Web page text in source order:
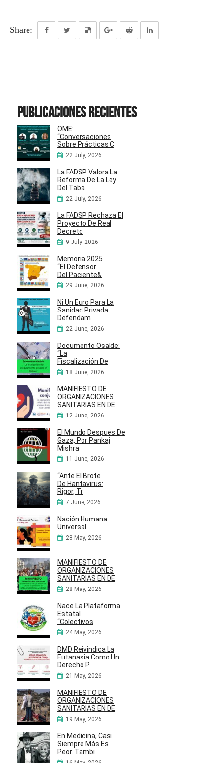
Share:
Publicaciones recientes
OME:
“Conversaciones
Sobre Prácticas C
22 July, 2026
La FADSP Valora La
Reforma De La Ley
Del Taba
22 July, 2026
La FADSP Rechaza El
Proyecto De Real
Decreto
9 July, 2026
Memoria 2025
“El Defensor
Del Paciente&
29 June, 2026
Ni Un Euro Para La
Sanidad Privada:
Defendam
22 June, 2026
Documento Osalde:
“La
Fiscalización De
18 June, 2026
MANIFIESTO DE
ORGANIZACIONES
SANITARIAS EN DE
12 June, 2026
El Mundo Después De
Gaza, Por Pankaj
Mishra
11 June, 2026
“Ante El Brote
De Hantavirus:
Rigor, Tr
7 June, 2026
Nación Humana
Universal
28 May, 2026
MANIFIESTO DE
ORGANIZACIONES
SANITARIAS EN DE
28 May, 2026
Nace La Plataforma
Estatal
“Colectivos
24 May, 2026
DMD Reivindica La
Eutanasia Como Un
Derecho P
21 May, 2026
MANIFIESTO DE
ORGANIZACIONES
SANITARIAS EN DE
19 May, 2026
En Medicina, Casi
Siempre Más Es
Peor. Tambi